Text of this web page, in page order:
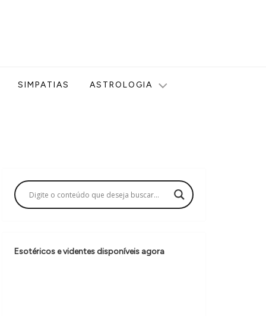
SIMPATIAS ASTROLOGIA
Esotéricos e videntes disponíveis agora